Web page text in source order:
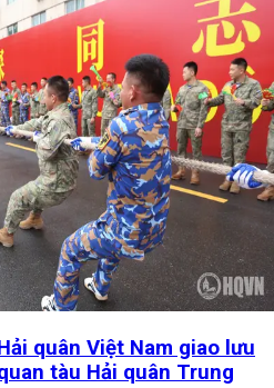
quân Việt Nam giao lưu
tàu Hải quân Trung